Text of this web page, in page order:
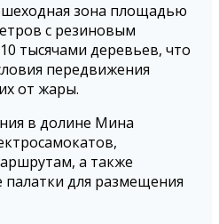
зона площадью
с резиновым
тысячами деревьев, что
передвижения
от жары.
в долине Мина
а также
для размещения